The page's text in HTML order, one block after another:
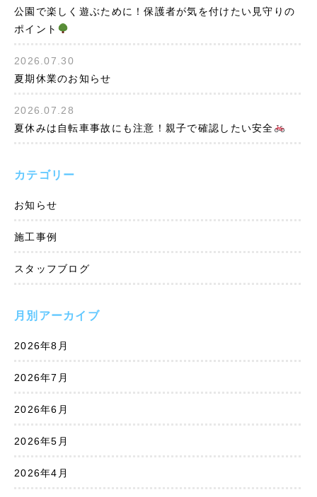
公園で楽しく遊ぶために！保護者が気を付けたい見守りの
ポイント
2026.07.30
夏期休業のお知らせ
2026.07.28
夏休みは自転車事故にも注意！親子で確認したい安全
カテゴリー
お知らせ
施工事例
スタッフブログ
月別アーカイブ
2026年8月
2026年7月
2026年6月
2026年5月
2026年4月